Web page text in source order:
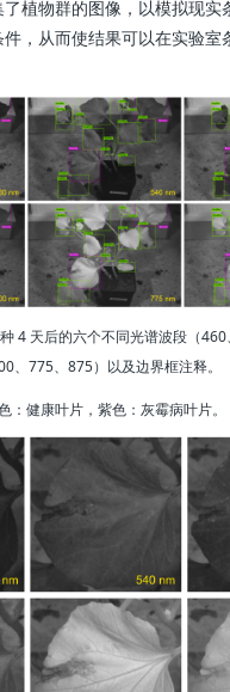
植物群的图像，以模拟现实
，从而使结果可以在实验室
4 天后的六个不同光谱波段（460
、775、875）以及边界框注释。
：健康叶片，紫色：灰霉病叶片。